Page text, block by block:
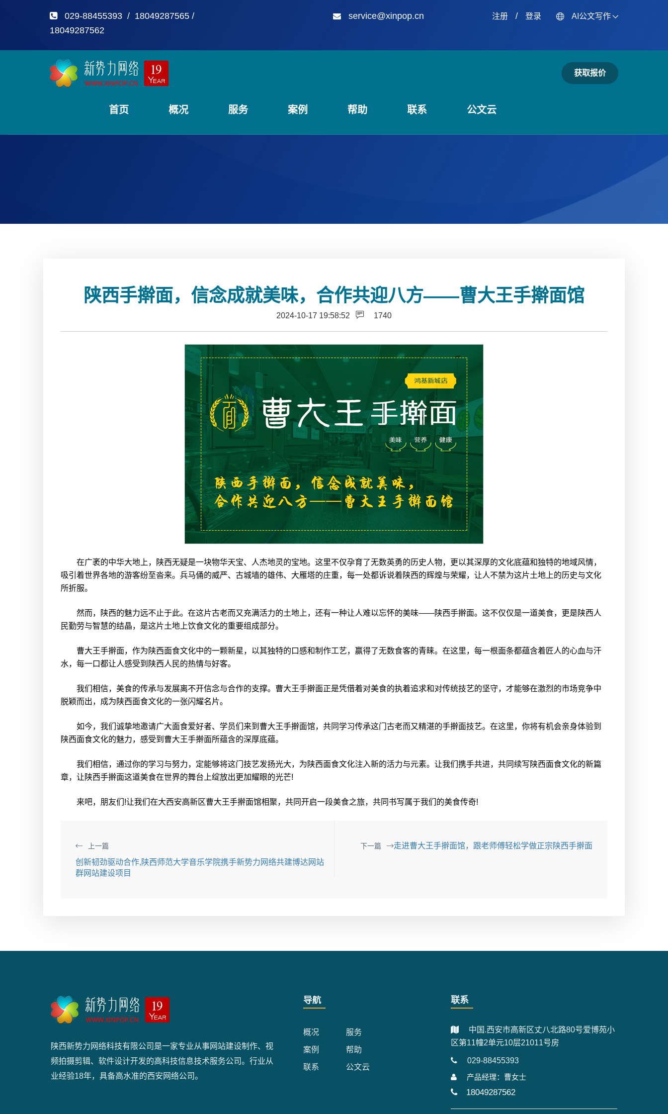
029-88455393 / 18049287565 /
18049287562
service@xinpop.cn 注册/ 登录 AI公文写作
首页 概况 服务 案例 帮助 联系 公文云
获取报价
陕西手擀面，信念成就美味，合作共迎八方——曹大王手擀面馆
2024-10-17 19:58:52 1740
在广袤的中华大地上，陕西无疑是一块物华天宝、人杰地灵的宝地。这里不仅孕育了无数英勇的历史人物，更以其深厚的文化底蕴和独特的地域风情，
吸引着世界各地的游客纷至沓来。兵马俑的威严、古城墙的雄伟、大雁塔的庄重，每一处都诉说着陕西的辉煌与荣耀，让人不禁为这片土地上的历史与文化
所折服。
然而，陕西的魅力远不止于此。在这片古老而又充满活力的土地上，还有一种让人难以忘怀的美味——陕西手擀面。这不仅仅是一道美食，更是陕西人
民勤劳与智慧的结晶，是这片土地上饮食文化的重要组成部分。
曹大王手擀面，作为陕西面食文化中的一颗新星，以其独特的口感和制作工艺，赢得了无数食客的青睐。在这里，每一根面条都蕴含着匠人的心血与汗
水，每一口都让人感受到陕西人民的热情与好客。
我们相信，美食的传承与发展离不开信念与合作的支撑。曹大王手擀面正是凭借着对美食的执着追求和对传统技艺的坚守，才能够在激烈的市场竞争中
脱颖而出，成为陕西面食文化的一张闪耀名片。
如今，我们诚挚地邀请广大面食爱好者、学员们来到曹大王手擀面馆，共同学习传承这门古老而又精湛的手擀面技艺。在这里，你将有机会亲身体验到
陕西面食文化的魅力，感受到曹大王手擀面所蕴含的深厚底蕴。
我们相信，通过你的学习与努力，定能够将这门技艺发扬光大，为陕西面食文化注入新的活力与元素。让我们携手共进，共同续写陕西面食文化的新篇
章，让陕西手擀面这道美食在世界的舞台上绽放出更加耀眼的光芒!
来吧，朋友们!让我们在大西安高新区曹大王手擀面馆相聚，共同开启一段美食之旅，共同书写属于我们的美食传奇!
上一篇
创新韧劲驱动合作,陕西师范大学音乐学院携手新势力网络共建博达网站
群网站建设项目
下一篇 走进曹大王手擀面馆，跟老师傅轻松学做正宗陕西手擀面
陕西新势力网络科技有限公司是一家专业从事网站建设制作、视
频拍摄剪辑、软件设计开发的高科技信息技术服务公司。行业从
业经验18年，具备高水准的西安网络公司。
导航
概况 服务
案例 帮助
联系 公文云
联系
中国.西安市高新区丈八北路80号爱博苑小
区第11幢2单元10层21011号房
029-88455393
产品经理：曹女士
18049287562